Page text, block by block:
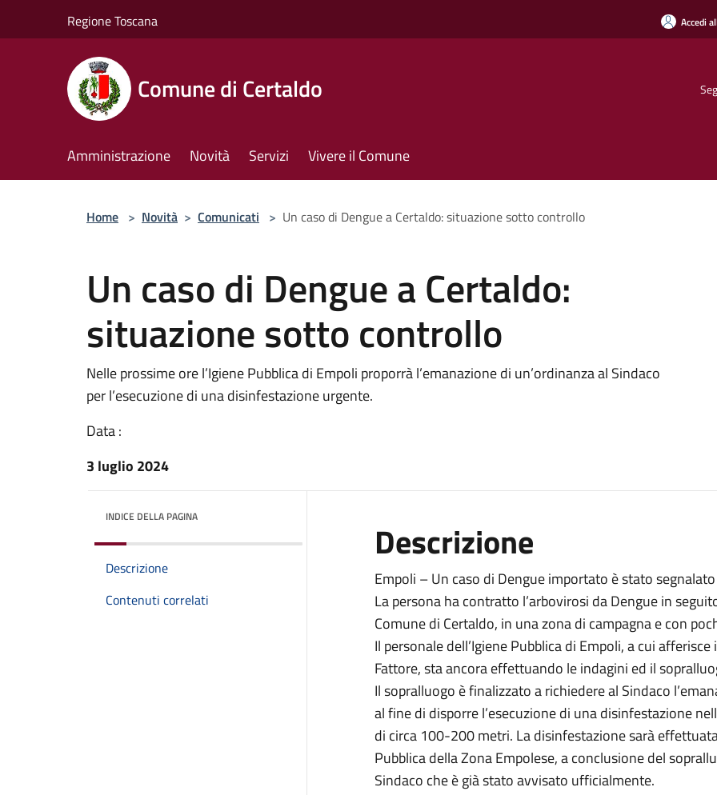
Regione Toscana Accedi
Comune di Certaldo
Amministrazione Novità Servizi Vivere il Comune
Home > Novità > Comunicati > Un caso di Dengue a Certaldo: situazione sotto controllo
Un caso di Dengue a Certaldo:
situazione sotto controllo
Nelle prossime ore l’Igiene Pubblica di Empoli proporrà l’emanazione di un’ordinanza al Sindaco
per l’esecuzione di una disinfestazione urgente.
Data :
3 luglio 2024
INDICE DELLA PAGINA
Descrizione
Contenuti correlati
Descrizione
Empoli – Un caso di Dengue importato è stato
La persona ha contratto l’arbovirosi da Dengue in
Comune di Certaldo, in una zona di campagna e con
Il personale dell’Igiene Pubblica di Empoli, a cui
Fattore, sta ancora effettuando le indagini ed il
Il sopralluogo è finalizzato a richiedere al Sindaco
al fine di disporre l’esecuzione di una disinfestazione
di circa 100-200 metri. La disinfestazione sarà
Pubblica della Zona Empolese, a conclusione del
Sindaco che è già stato avvisato ufficialmente.